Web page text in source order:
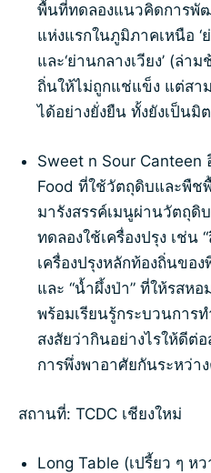
พื้นที่ทดลองแนวคิดการพั
แห่งแรกในภูมิภาคเหนือ ‘
และ‘ย่านกลางเวียง’ (ล่
ถิ่นให้ไม่ถูกแช่แข็ง แต่สา
ได้อย่างยั่งยืน ทั้งยังเป็นมิ
Sweet n Sour Canteen
Food ที่ใช้วัตถุดิบและพืช
มารังสรรค์เมนูผ่านวัตถุดิ
ทดลองใช้เครื่องปรุง เช่น
เครื่องปรุงหลักท้องถิ่นขอ
และ “น้ำผึ้งป่า” ที่ให้รสห
พร้อมเรียนรู้กระบวนการ
สงสัยว่ากินอย่างไรให้ดีต่
การพึ่งพาอาศัยกันระหว่า
สถานที่: TCDC เชียงใหม่
Long Table (เปรี้ยว ๆ ห